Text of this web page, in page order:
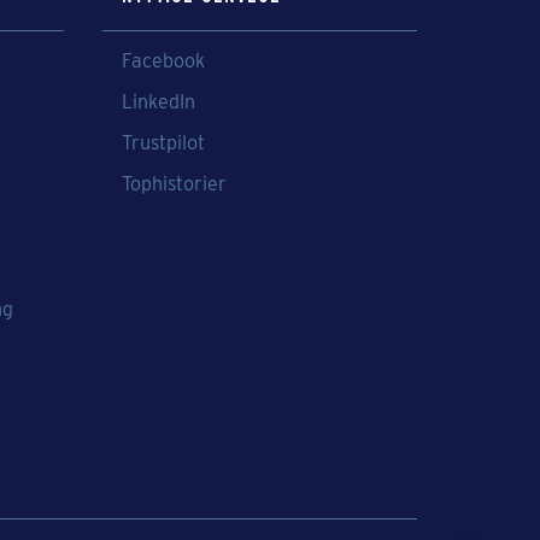
Facebook
LinkedIn
Trustpilot
Tophistorier